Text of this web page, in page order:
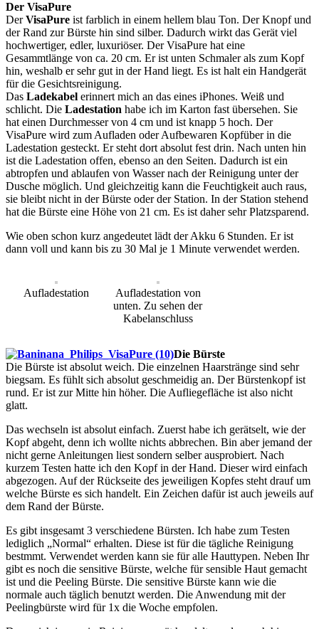
Der VisaPure
DerVisaPure ist farblich in einem hellem blau Ton. Der Knopf und
der Rand zur Bürste hin sind silber. Dadurch wirkt das Gerät viel
hochwertiger, edler, luxuriöser. Der VisaPure hat eine
Gesammtlänge von ca. 20 cm. Er ist unten Schmaler als zum Kopf
hin, weshalb er sehr gut in der Hand liegt. Es ist halt ein Handgerät
für die Gesichtsreinigung.
Das Ladekabel erinnert mich an das eines iPhones. Weiß und
schlicht. Die Ladestation habe ich im Karton fast übersehen. Sie
hat einen Durchmesser von 4 cm und ist knapp 5 hoch. Der
VisaPure wird zum Aufladen oder Aufbewaren Kopfüber in die
Ladestation gesteckt. Er steht dort absolut fest drin. Nach unten hin
ist die Ladestation offen, ebenso an den Seiten. Dadurch ist ein
abtropfen und ablaufen von Wasser nach der Reinigung unter der
Dusche möglich. Und gleichzeitig kann die Feuchtigkeit auch raus,
sie bleibt nicht in der Bürste oder der Station. In der Station stehend
hat die Bürste eine Höhe von 21 cm. Es ist daher sehr Platzsparend.
Wie oben schon kurz angedeutet lädt der Akku 6 Stunden. Er ist
dann voll und kann bis zu 30 Mal je 1 Minute verwendet werden.
Aufladestation
Aufladestation von
unten. Zu sehen der
Kabelanschluss
Die Bürste
Die Bürste ist absolut weich. Die einzelnen Haarstränge sind sehr
biegsam. Es fühlt sich absolut geschmeidig an. Der Bürstenkopf ist
rund. Er ist zur Mitte hin höher. Die Aufliegefläche ist also nicht
glatt.
Das wechseln ist absolut einfach. Zuerst habe ich gerätselt, wie der
Kopf abgeht, denn ich wollte nichts abbrechen. Bin aber jemand der
nicht gerne Anleitungen liest sondern selber ausprobiert. Nach
kurzem Testen hatte ich den Kopf in der Hand. Dieser wird einfach
abgezogen. Auf der Rückseite des jeweiligen Kopfes steht drauf um
welche Bürste es sich handelt. Ein Zeichen dafür ist auch jeweils auf
dem Rand der Bürste.
Es gibt insgesamt 3 verschiedene Bürsten. Ich habe zum Testen
lediglich „Normal“ erhalten. Diese ist für die tägliche Reinigung
bestmmt. Verwendet werden kann sie für alle Hauttypen. Neben Ihr
gibt es noch die sensitive Bürste, welche für sensible Haut gemacht
ist und die Peeling Bürste. Die sensitive Bürste kann wie die
normale auch täglich benutzt werden. Die Anwendung mit der
Peelingbürste wird für 1x die Woche empfolen.